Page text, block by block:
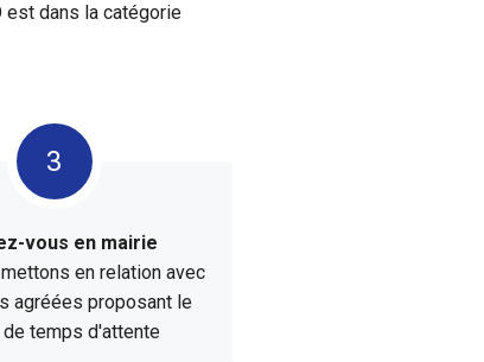
dans la catégorie
vous en mairie
en relation avec
agréées proposant le
temps d'attente